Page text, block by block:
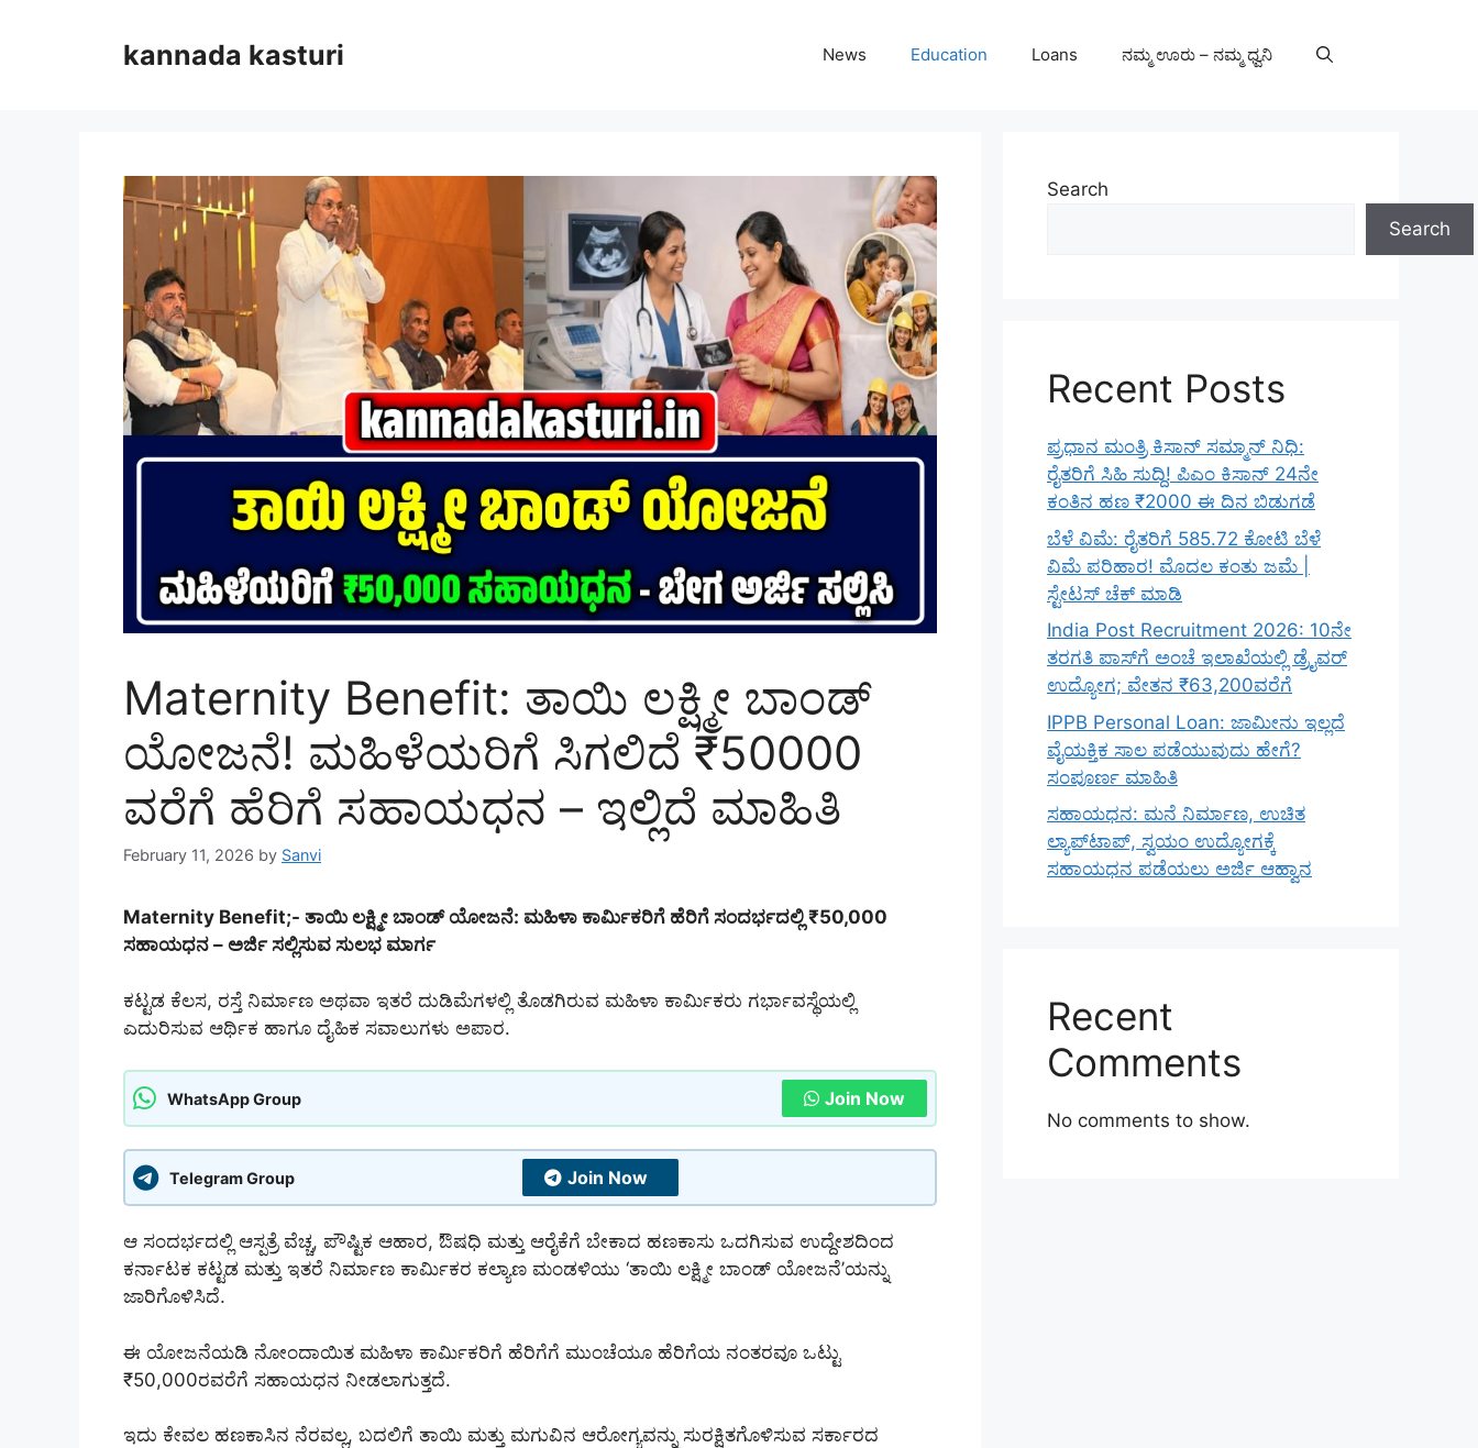
kannada kasturi News Education Loans ನಮ್ಮ ಊರು – ನಮ್ಮ ಧ್ವನಿ
Maternity Benefit: ತಾಯಿ ಲಕ್ಷ್ಮೀ ಬಾಂಡ್
ಯೋಜನೆ! ಮಹಿಳೆಯರಿಗೆ ಸಿಗಲಿದೆ ₹50000
ವರೆಗೆ ಹೆರಿಗೆ ಸಹಾಯಧನ – ಇಲ್ಲಿದೆ ಮಾಹಿತಿ
February 11, 2026 by Sanvi
Maternity Benefit;- ತಾಯಿ ಲಕ್ಷ್ಮೀ ಬಾಂಡ್ ಯೋಜನೆ: ಮಹಿಳಾ ಕಾರ್ಮಿಕರಿಗೆ ಹೆರಿಗೆ ಸಂದರ್ಭದಲ್ಲಿ ₹50,000
ಸಹಾಯಧನ – ಅರ್ಜಿ ಸಲ್ಲಿಸುವ ಸುಲಭ ಮಾರ್ಗ
ಕಟ್ಟಡ ಕೆಲಸ, ರಸ್ತೆ ನಿರ್ಮಾಣ ಅಥವಾ ಇತರೆ ದುಡಿಮೆಗಳಲ್ಲಿ ತೊಡಗಿರುವ ಮಹಿಳಾ ಕಾರ್ಮಿಕರು ಗರ್ಭಾವಸ್ಥೆಯಲ್ಲಿ
ಎದುರಿಸುವ ಆರ್ಥಿಕ ಹಾಗೂ ದೈಹಿಕ ಸವಾಲುಗಳು ಅಪಾರ.
WhatsApp Group Join Now
Telegram Group Join Now
ಆ ಸಂದರ್ಭದಲ್ಲಿ ಆಸ್ಪತ್ರೆ ವೆಚ್ಚ, ಪೌಷ್ಟಿಕ ಆಹಾರ, ಔಷಧಿ ಮತ್ತು ಆರೈಕೆಗೆ ಬೇಕಾದ ಹಣಕಾಸು ಒದಗಿಸುವ ಉದ್ದೇಶದಿಂದ
ಕರ್ನಾಟಕ ಕಟ್ಟಡ ಮತ್ತು ಇತರೆ ನಿರ್ಮಾಣ ಕಾರ್ಮಿಕರ ಕಲ್ಯಾಣ ಮಂಡಳಿಯು ‘ತಾಯಿ ಲಕ್ಷ್ಮೀ ಬಾಂಡ್ ಯೋಜನೆ’ಯನ್ನು
ಜಾರಿಗೊಳಿಸಿದೆ.
ಈ ಯೋಜನೆಯಡಿ ನೋಂದಾಯಿತ ಮಹಿಳಾ ಕಾರ್ಮಿಕರಿಗೆ ಹೆರಿಗೆಗೆ ಮುಂಚೆಯೂ ಹೆರಿಗೆಯ ನಂತರವೂ ಒಟ್ಟು
₹50,000ರವರೆಗೆ ಸಹಾಯಧನ ನೀಡಲಾಗುತ್ತದೆ.
ಇದು ಕೇವಲ ಹಣಕಾಸಿನ ನೆರವಲ್ಲ, ಬದಲಿಗೆ ತಾಯಿ ಮತ್ತು ಮಗುವಿನ ಆರೋಗ್ಯವನ್ನು ಸುರಕ್ಷಿತಗೊಳಿಸುವ ಸರ್ಕಾರದ
Search
Search
Recent Posts
ಪ್ರಧಾನ ಮಂತ್ರಿ ಕಿಸಾನ್ ಸಮ್ಮಾನ್ ನಿಧಿ:
ರೈತರಿಗೆ ಸಿಹಿ ಸುದ್ದಿ! ಪಿಎಂ ಕಿಸಾನ್ 24ನೇ
ಕಂತಿನ ಹಣ ₹2000 ಈ ದಿನ ಬಿಡುಗಡೆ
ಬೆಳೆ ವಿಮೆ: ರೈತರಿಗೆ 585.72 ಕೋಟಿ ಬೆಳೆ
ವಿಮೆ ಪರಿಹಾರ! ಮೊದಲ ಕಂತು ಜಮೆ |
ಸ್ಟೇಟಸ್ ಚೆಕ್ ಮಾಡಿ
India Post Recruitment 2026: 10ನೇ
ತರಗತಿ ಪಾಸ್‌ಗೆ ಅಂಚೆ ಇಲಾಖೆಯಲ್ಲಿ ಡ್ರೈವರ್
ಉದ್ಯೋಗ; ವೇತನ ₹63,200ವರೆಗೆ
IPPB Personal Loan: ಜಾಮೀನು ಇಲ್ಲದೆ
ವೈಯಕ್ತಿಕ ಸಾಲ ಪಡೆಯುವುದು ಹೇಗೆ?
ಸಂಪೂರ್ಣ ಮಾಹಿತಿ
ಸಹಾಯಧನ: ಮನೆ ನಿರ್ಮಾಣ, ಉಚಿತ
ಲ್ಯಾಪ್‌ಟಾಪ್, ಸ್ವಯಂ ಉದ್ಯೋಗಕ್ಕೆ
ಸಹಾಯಧನ ಪಡೆಯಲು ಅರ್ಜಿ ಆಹ್ವಾನ
Recent
Comments
No comments to show.